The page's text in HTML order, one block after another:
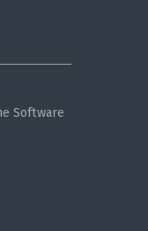
Software